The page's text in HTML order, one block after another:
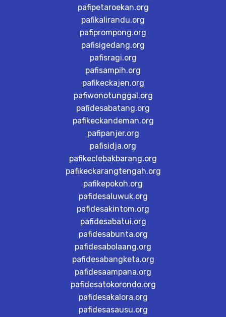
pafipetaroekan.org
pafikalirandu.org
pafiprompong.org
pafisigedang.org
pafisragi.org
pafisampih.org
pafikeckajen.org
pafiwonotunggal.org
pafidesabatang.org
pafikeckandeman.org
pafipanjer.org
pafisidja.org
pafikeclebakbarang.org
pafikeckarangtengah.org
pafikepokoh.org
pafidesaluwuk.org
pafidesakintom.org
pafidesabatui.org
pafidesabunta.org
pafidesabolaang.org
pafidesabangketa.org
pafidesaampana.org
pafidesatokorondo.org
pafidesakalora.org
pafidesasausu.org